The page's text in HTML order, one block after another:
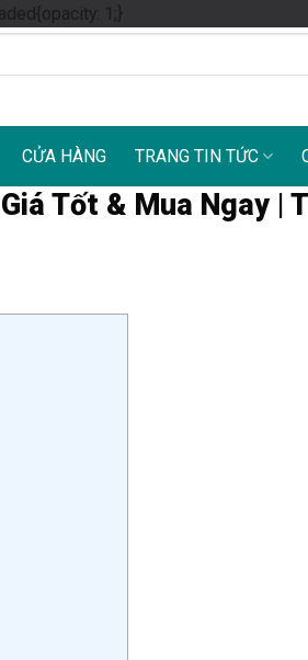
1;}Skip
to
CỬA HÀNG TRANG TIN TỨC
Tốt & Mua Ngay |